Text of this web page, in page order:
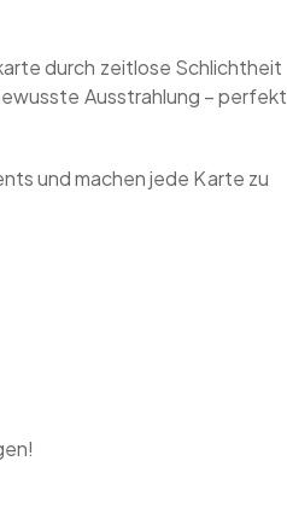
durch zeitlose Schlichtheit
Ausstrahlung – perfekt
und machen jede Karte zu